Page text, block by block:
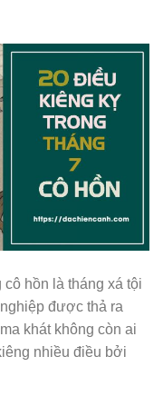
hồn là tháng xá tội
được thả ra
khát không còn ai
nhiều điều bởi